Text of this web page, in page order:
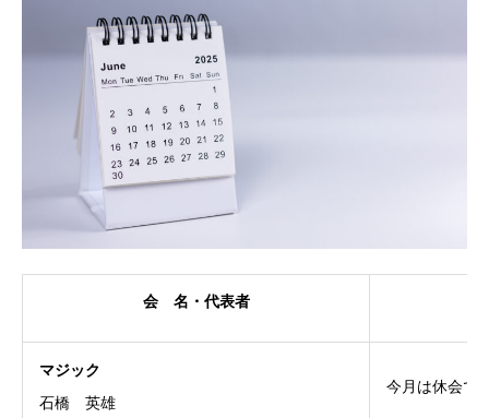
会 名・代表者
マジック
石橋 英雄
今月は休会で